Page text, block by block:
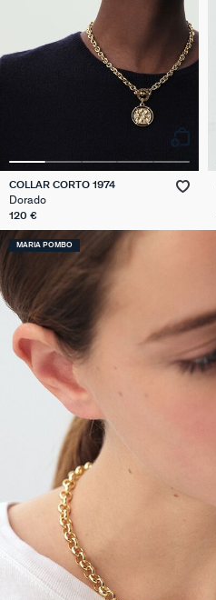
COLLAR CORTO 1974
Dorado
120 €
MARIA POMBO